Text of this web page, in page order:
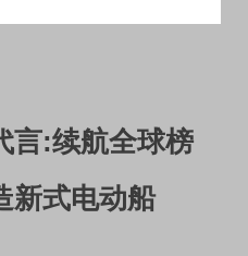
言:续航全球榜
新式电动船